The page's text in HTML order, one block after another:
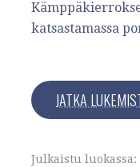
katsastamassa
JATKA
Julkaistu luokassa: